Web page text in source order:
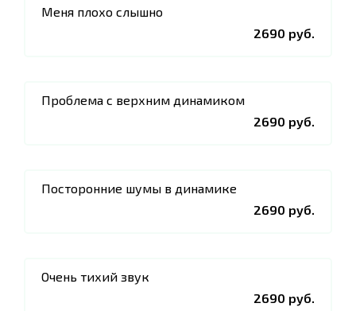
Меня плохо слышно
2690 руб.
Проблема с верхним динамиком
2690 руб.
Посторонние шумы в динамике
2690 руб.
Очень тихий звук
2690 руб.